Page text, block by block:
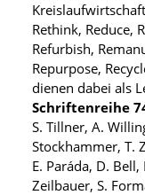
o
n
Rethink, Reduce,
Refurbish,
Repurpose,
dienen dabei als
Schriftenreihe
S. Tillner, A.
Stockhammer, T.
E. Paráda, D. Bell,
Zeilbauer, S.